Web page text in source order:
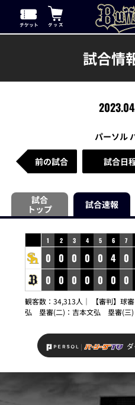
試合情
パーソル
前の試合 試合日
試合
トップ
試合速報
1 2 3 4 5 6 7
0 0 0 0 0 4 0
0 0 0 0 0 0 0
観客数：34,313人｜ 【審判】球
弘 塁審(二)：吉本文弘 塁審(三)